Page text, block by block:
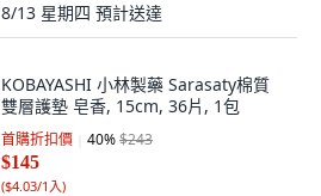
8/13 星期四 預計送達
KOBAYASHI 小林製藥 Sarasaty棉質
雙層護墊 皂香, 15cm, 36片, 1包
首購折扣價 40%$243
$145
($4.03/1入)